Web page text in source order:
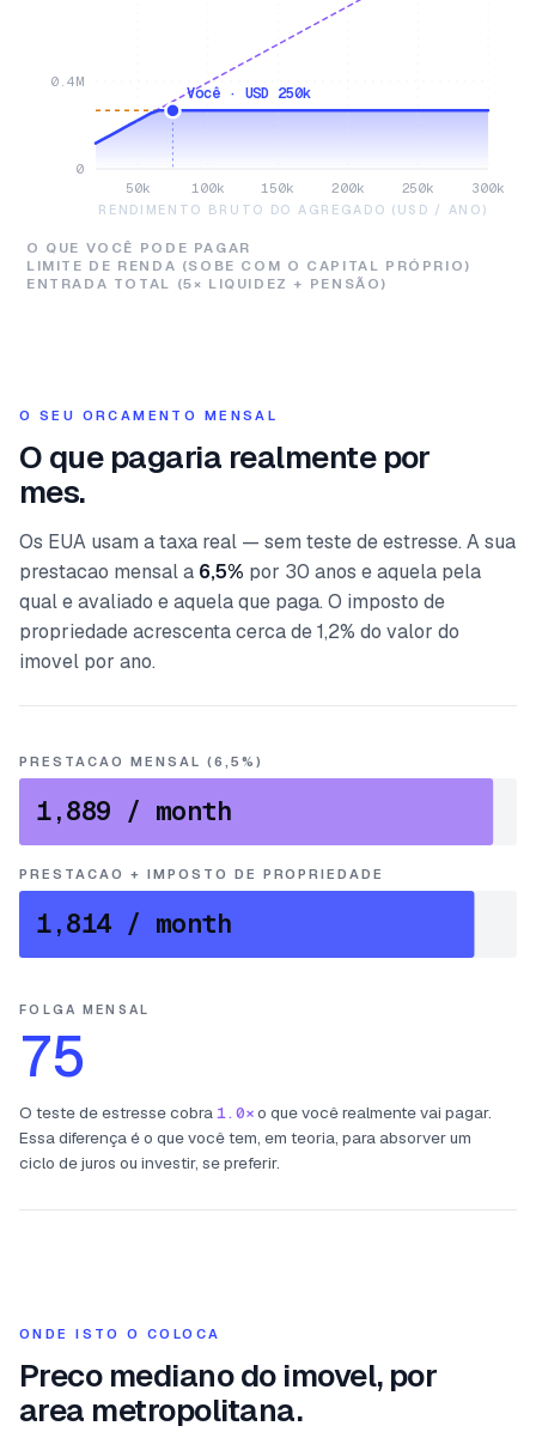
0
0.4M
50k 100k 150k 200k 250k
300k
RENDIMENTO BRUTO DO AGREGADO (USD / ANO)
Você · USD 250k
O QUE VOCÊ PODE PAGAR
LIMITE DE RENDA (SOBE COM O CAPITAL PRÓPRIO)
ENTRADA TOTAL (5× LIQUIDEZ + PENSÃO)
O SEU ORCAMENTO MENSAL
O que pagaria realmente por
mes.
Os EUA usam a taxa real — sem teste de estresse. A sua
prestacao mensal a 6,5% por 30 anos e aquela pela
qual e avaliado e aquela que paga. O imposto de
propriedade acrescenta cerca de 1,2% do valor do
imovel por ano.
PRESTACAO MENSAL (6,5%)
1,889 / month
PRESTACAO + IMPOSTO DE PROPRIEDADE
1,814/ month
FOLGA MENSAL
75
O teste de estresse cobra1.0×o que você realmente vai pagar.
Essa diferença é o que você tem, em teoria, para absorver um
ciclo de juros ou investir, se preferir.
ONDE ISTO O COLOCA
Preco mediano do imovel, por
area metropolitana.